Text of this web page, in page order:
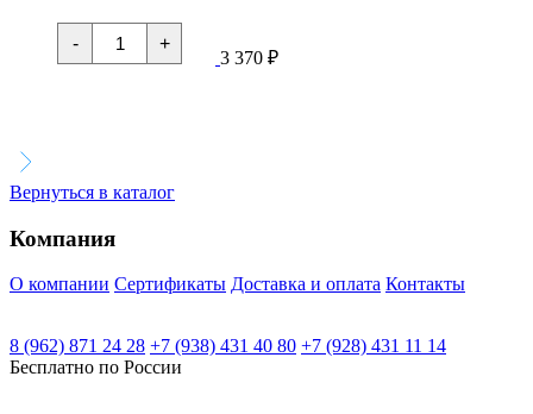
-
Количество
товара
Циркуляционный
+
3 370 ₽
Вернуться в каталог
Компания
О компании Сертификаты Доставка и оплата Контакты
8 (962) 871 24 28 +7 (938) 431 40 80 +7 (928) 431 11 14
Бесплатно по России